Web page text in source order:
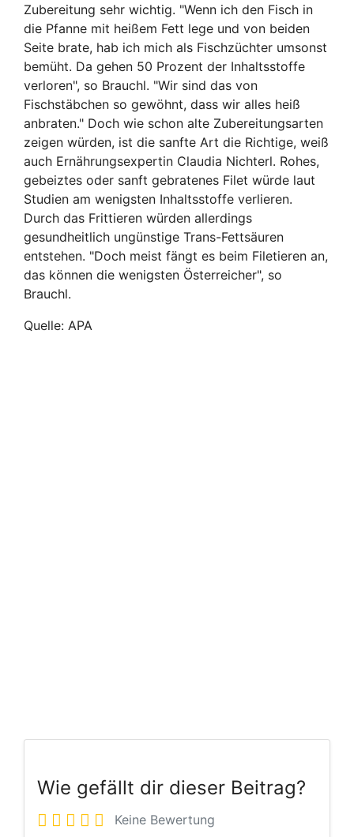
Zubereitung sehr wichtig. "Wenn ich den Fisch in
die Pfanne mit heißem Fett lege und von beiden
Seite brate, hab ich mich als Fischzüchter umsonst
bemüht. Da gehen 50 Prozent der Inhaltsstoffe
verloren", so Brauchl. "Wir sind das von
Fischstäbchen so gewöhnt, dass wir alles heiß
anbraten." Doch wie schon alte Zubereitungsarten
zeigen würden, ist die sanfte Art die Richtige, weiß
auch Ernährungsexpertin Claudia Nichterl. Rohes,
gebeiztes oder sanft gebratenes Filet würde laut
Studien am wenigsten Inhaltsstoffe verlieren.
Durch das Frittieren würden allerdings
gesundheitlich ungünstige Trans-Fettsäuren
entstehen. "Doch meist fängt es beim Filetieren an,
das können die wenigsten Österreicher", so
Brauchl.
Quelle: APA
Wie gefällt dir dieser Beitrag?
Keine Bewertung